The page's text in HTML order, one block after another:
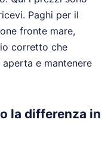
Paghi per il
fronte mare,
corretto che
e mantenere
la differenza in